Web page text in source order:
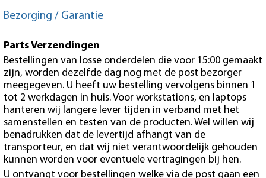
Bezorging / Garantie
Parts Verzendingen
Bestellingen van losse onderdelen die voor 15:00 gemaakt
zijn, worden dezelfde dag nog met de post bezorger
meegegeven. U heeft uw bestelling vervolgens binnen 1
tot 2 werkdagen in huis. Voor workstations, en laptops
hanteren wij langere lever tijden in verband met het
samenstellen en testen van de producten. Wel willen wij
benadrukken dat de levertijd afhangt van de
transporteur, en dat wij niet verantwoordelijk gehouden
kunnen worden voor eventuele vertragingen bij hen.
U ontvangt voor bestellingen welke via de post gaan een